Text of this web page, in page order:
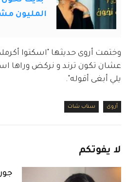
المليون
وختمت أروى حديثها "اسكتوا
عشان تكون ترند و نركض وراها
يلي أبغى أقوله".
أروى سناب شات
لا يفوتكم